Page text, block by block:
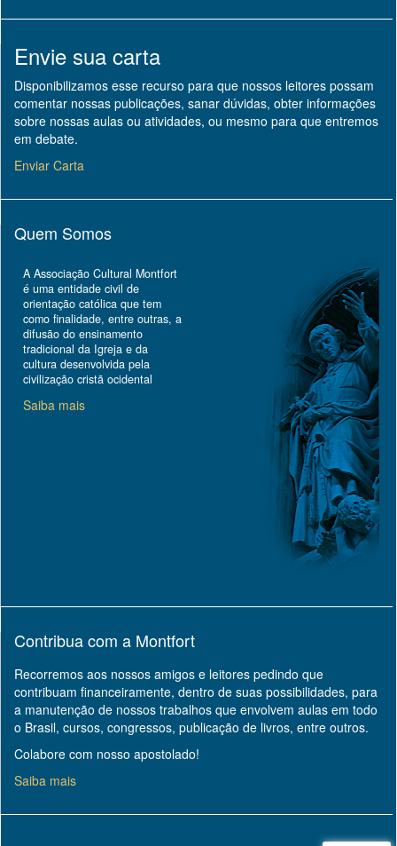
Envie sua carta
Disponibilizamos esse recurso para que nossos leitores possam
comentar nossas publicações, sanar dúvidas, obter informações
sobre nossas aulas ou atividades, ou mesmo para que entremos
em debate.
Enviar Carta
Quem Somos
A Associação Cultural Montfort
é uma entidade civil de
orientação católica que tem
como finalidade, entre outras, a
difusão do ensinamento
tradicional da Igreja e da
cultura desenvolvida pela
civilização cristã ocidental
Saiba mais
Contribua com a Montfort
Recorremos aos nossos amigos e leitores pedindo que
contribuam financeiramente, dentro de suas possibilidades, para
a manutenção de nossos trabalhos que envolvem aulas em todo
o Brasil, cursos, congressos, publicação de livros, entre outros.
Colabore com nosso apostolado!
Saiba mais